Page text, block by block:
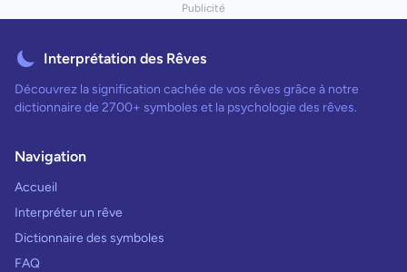
Publicité
Interprétation des Rêves
Découvrez la signification cachée de vos rêves grâce à notre
dictionnaire de 2700+ symboles et la psychologie des rêves.
Navigation
Accueil
Interpréter un rêve
Dictionnaire des symboles
FAQ